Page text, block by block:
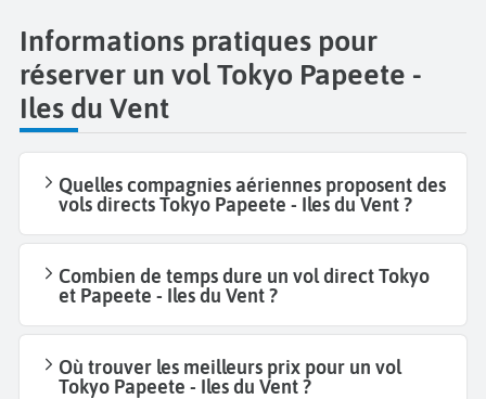
Informations pratiques pour
réserver un vol Tokyo Papeete -
Iles du Vent
Quelles compagnies aériennes proposent des
vols directs Tokyo Papeete - Iles du Vent ?
Combien de temps dure un vol direct Tokyo
et Papeete - Iles du Vent ?
Où trouver les meilleurs prix pour un vol
Tokyo Papeete - Iles du Vent ?